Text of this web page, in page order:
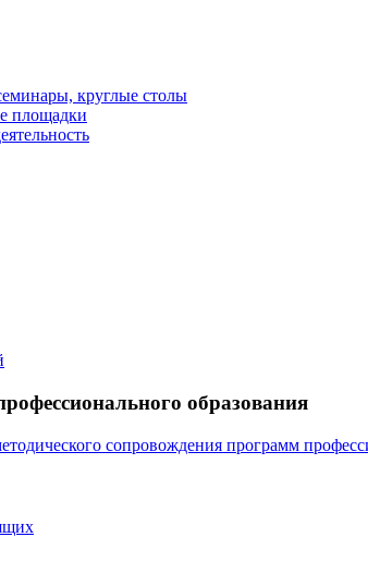
круглые столы
площадки
образования
сопровождения программ